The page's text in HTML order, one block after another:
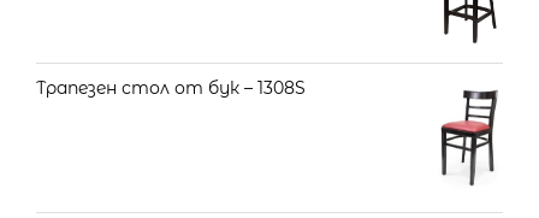
Трапезен стол от бук – 1308S